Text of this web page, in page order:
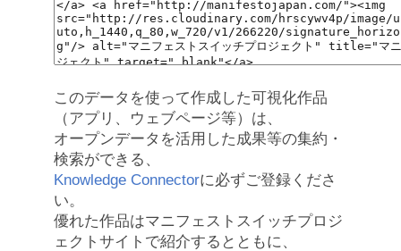
このデータを使って作成した可視化作品
（アプリ、ウェブページ等）は、
オープンデータを活用した成果等の集約・
検索ができる、
Knowledge Connectorに必ずご登録くださ
い。
優れた作品はマニフェストスイッチプロジ
ェクトサイトで紹介するとともに、